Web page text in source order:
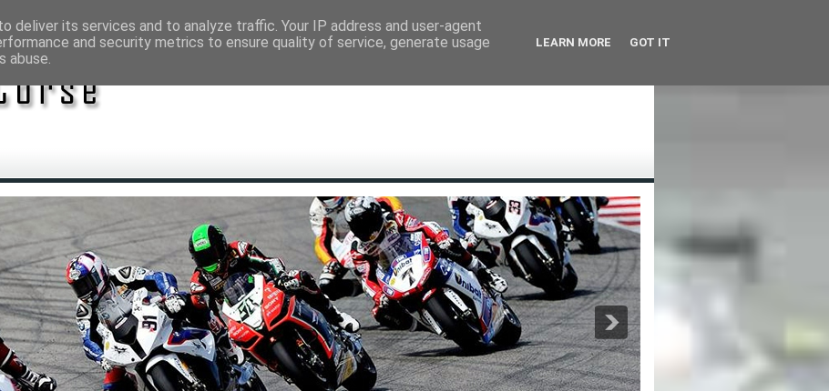
deliver its services and to analyze traffic. Your IP address and user-agent
and security metrics to ensure quality of service, generate usage
abuse.
LEARN MORE GOT IT